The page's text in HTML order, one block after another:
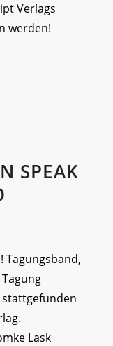
Verlags
werden!
SPEAK
Tagungsband,
stattgefunden
Lask